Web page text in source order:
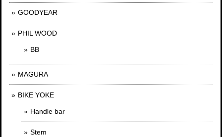
GOODYEAR
PHIL WOOD
BB
MAGURA
BIKE YOKE
Handle bar
Stem